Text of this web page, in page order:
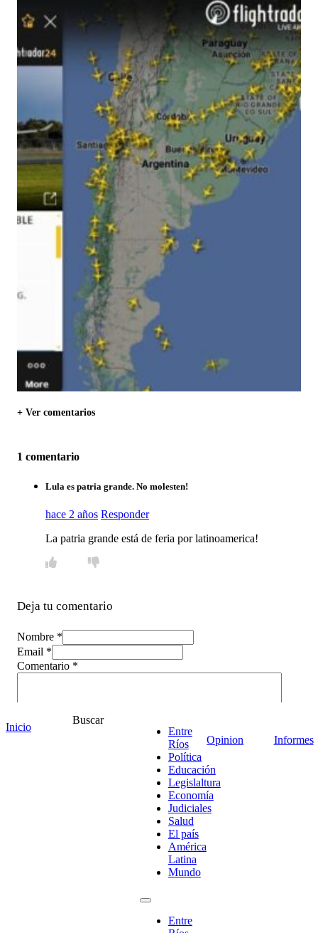
+ Ver comentarios
1 comentario
Lula es patria grande. No molesten!
hace 2 años Responder
La patria grande está de feria por latinoamerica!
Deja tu comentario
Nombre *
Email *
Comentario *
Inicio
Buscar
Entre
Ríos
Política
Educación
Legislaltura
Economía
Judiciales
Salud
El país
América
Latina
Mundo
Entre
Opinion Informes
¡Ponete en contacto!